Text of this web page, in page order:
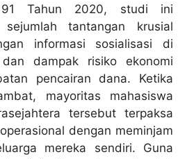
Tahun 2020, studi ini
sejumlah tantangan krusial
informasi sosialisasi di
dampak risiko ekonomi
pencairan dana. Ketika
mayoritas mahasiswa
tersebut terpaksa
dengan meminjam
mereka sendiri. Guna